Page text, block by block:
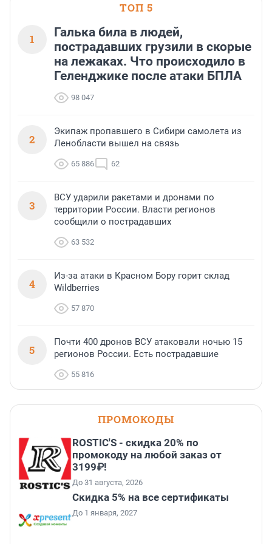
ТОП 5
1
Галька била в людей,
пострадавших грузили в скорые
на лежаках. Что происходило в
Геленджике после атаки БПЛА
98 047
2
Экипаж пропавшего в Сибири самолета из
Ленобласти вышел на связь
65 886 62
3
ВСУ ударили ракетами и дронами по
территории России. Власти регионов
сообщили о пострадавших
63 532
4
Из-за атаки в Красном Бору горит склад
Wildberries
57 870
5
Почти 400 дронов ВСУ атаковали ночью 15
регионов России. Есть пострадавшие
55 816
ПРОМОКОДЫ
ROSTIC'S - скидка 20% по
промокоду на любой заказ от
3199₽!
До 31 августа, 2026
Скидка 5% на все сертификаты
До 1 января, 2027